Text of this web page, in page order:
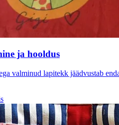
ja hooldus
valminud lapitekk jäädvustab